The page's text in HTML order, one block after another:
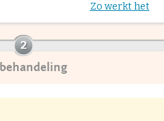
Zo werkt het